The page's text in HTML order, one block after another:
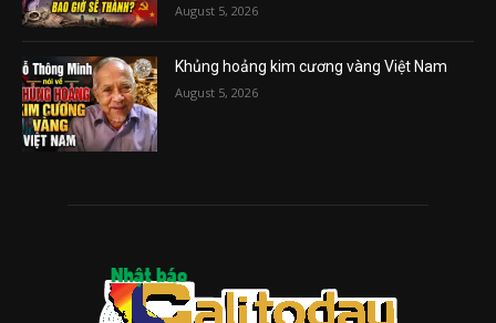
August 5, 2026
Khủng hoảng kim cương vàng Việt Nam
August 5, 2026